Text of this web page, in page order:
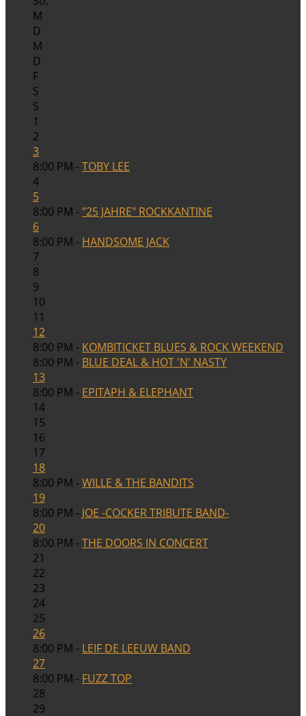
M
D
M
D
F
S
S
1
2
3
8:00 PM -TOBY LEE
4
5
8:00 PM - "25 JAHRE" ROCKKANTINE
6
8:00 PM - HANDSOME JACK
7
8
9
10
11
12
8:00 PM - KOMBITICKET BLUES & ROCK WEEKEND
8:00 PM - BLUE DEAL & HOT 'N' NASTY
13
8:00 PM - EPITAPH & ELEPHANT
14
15
16
17
18
8:00 PM -WILLE & THE BANDITS
19
8:00 PM - JOE -COCKER TRIBUTE BAND-
20
8:00 PM -THE DOORS IN CONCERT
21
22
23
24
25
26
8:00 PM - LEIF DE LEEUW BAND
27
8:00 PM - FUZZ TOP
28
29